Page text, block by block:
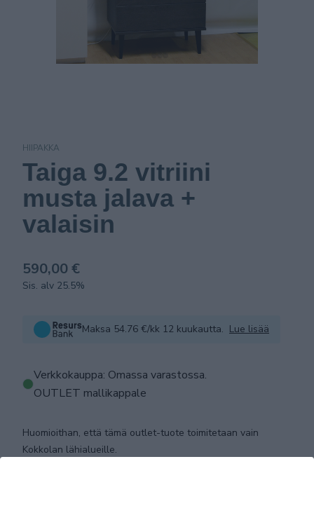
HIIPAKKA
Taiga 9.2 vitriini
musta jalava +
valaisin
590,00 €
Sis. alv 25.5%
Maksa 54.76 €/kk 12 kuukautta. Lue lisää
Verkkokauppa: Omassa varastossa.
OUTLET mallikappale
Huomioithan, että tämä outlet-tuote toimitetaan vain
Kokkolan lähialueille.